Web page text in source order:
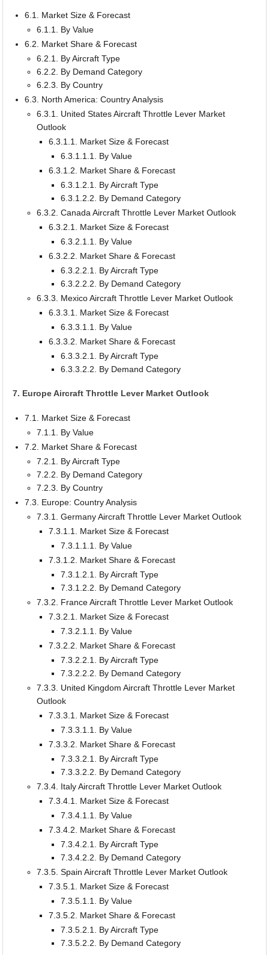
6.1. Market Size & Forecast
6.1.1. By Value
6.2. Market Share & Forecast
6.2.1. By Aircraft Type
6.2.2. By Demand Category
6.2.3. By Country
6.3. North America: Country Analysis
6.3.1. United States Aircraft Throttle Lever Market
Outlook
6.3.1.1. Market Size & Forecast
6.3.1.1.1. By Value
6.3.1.2. Market Share & Forecast
6.3.1.2.1. By Aircraft Type
6.3.1.2.2. By Demand Category
6.3.2. Canada Aircraft Throttle Lever Market Outlook
6.3.2.1. Market Size & Forecast
6.3.2.1.1. By Value
6.3.2.2. Market Share & Forecast
6.3.2.2.1. By Aircraft Type
6.3.2.2.2. By Demand Category
6.3.3. Mexico Aircraft Throttle Lever Market Outlook
6.3.3.1. Market Size & Forecast
6.3.3.1.1. By Value
6.3.3.2. Market Share & Forecast
6.3.3.2.1. By Aircraft Type
6.3.3.2.2. By Demand Category
7. Europe Aircraft Throttle Lever Market Outlook
7.1. Market Size & Forecast
7.1.1. By Value
7.2. Market Share & Forecast
7.2.1. By Aircraft Type
7.2.2. By Demand Category
7.2.3. By Country
7.3. Europe: Country Analysis
7.3.1. Germany Aircraft Throttle Lever Market Outlook
7.3.1.1. Market Size & Forecast
7.3.1.1.1. By Value
7.3.1.2. Market Share & Forecast
7.3.1.2.1. By Aircraft Type
7.3.1.2.2. By Demand Category
7.3.2. France Aircraft Throttle Lever Market Outlook
7.3.2.1. Market Size & Forecast
7.3.2.1.1. By Value
7.3.2.2. Market Share & Forecast
7.3.2.2.1. By Aircraft Type
7.3.2.2.2. By Demand Category
7.3.3. United Kingdom Aircraft Throttle Lever Market
Outlook
7.3.3.1. Market Size & Forecast
7.3.3.1.1. By Value
7.3.3.2. Market Share & Forecast
7.3.3.2.1. By Aircraft Type
7.3.3.2.2. By Demand Category
7.3.4. Italy Aircraft Throttle Lever Market Outlook
7.3.4.1. Market Size & Forecast
7.3.4.1.1. By Value
7.3.4.2. Market Share & Forecast
7.3.4.2.1. By Aircraft Type
7.3.4.2.2. By Demand Category
7.3.5. Spain Aircraft Throttle Lever Market Outlook
7.3.5.1. Market Size & Forecast
7.3.5.1.1. By Value
7.3.5.2. Market Share & Forecast
7.3.5.2.1. By Aircraft Type
7.3.5.2.2. By Demand Category